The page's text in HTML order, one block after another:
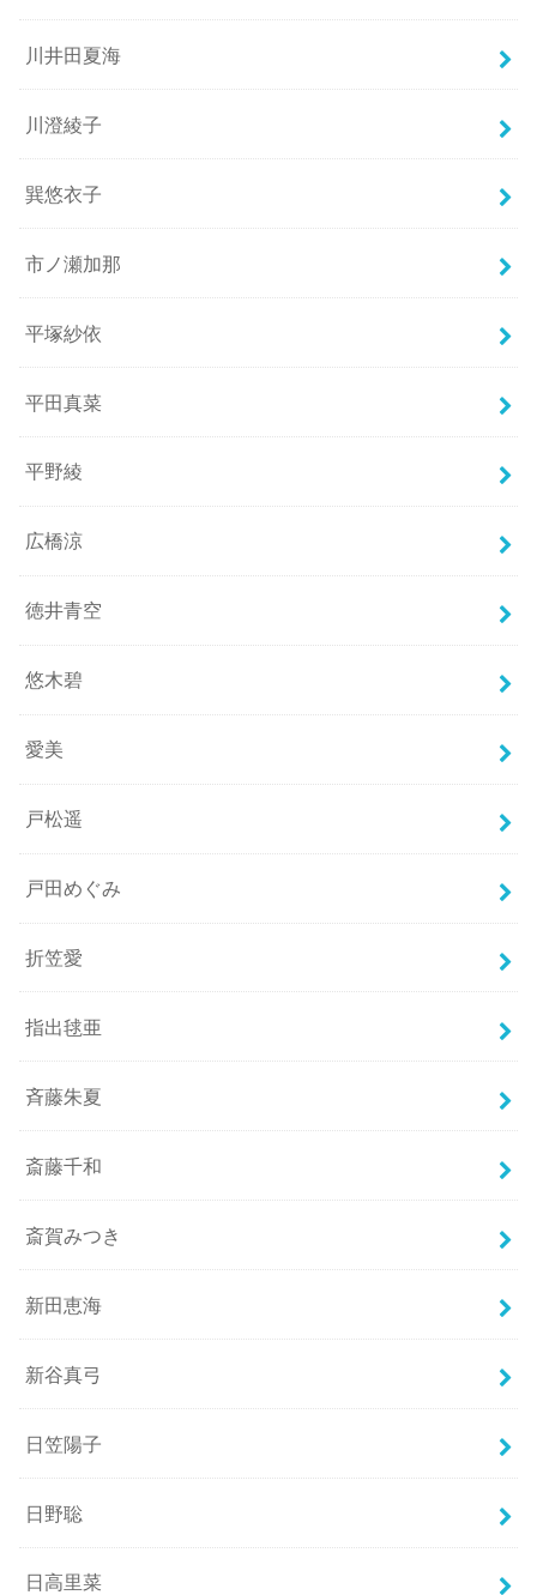
川井田夏海
川澄綾子
巽悠衣子
市ノ瀬加那
平塚紗依
平田真菜
平野綾
広橋涼
徳井青空
悠木碧
愛美
戸松遥
戸田めぐみ
折笠愛
指出毬亜
斉藤朱夏
斎藤千和
斎賀みつき
新田恵海
新谷真弓
日笠陽子
日野聡
日高里菜